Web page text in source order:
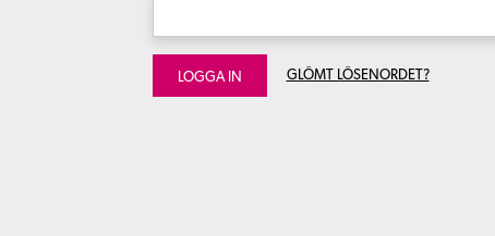
LOGGA IN GLÖMT LÖSENORDET?